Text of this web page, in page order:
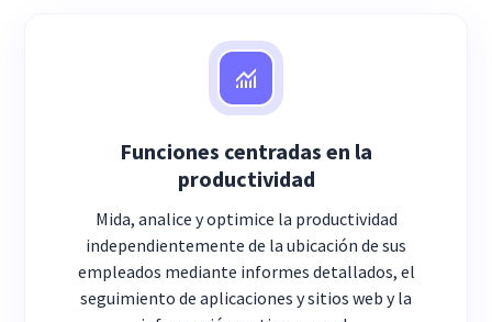
Funciones centradas en la
productividad
Mida, analice y optimice la productividad
independientemente de la ubicación de sus
empleados mediante informes detallados, el
seguimiento de aplicaciones y sitios web y la